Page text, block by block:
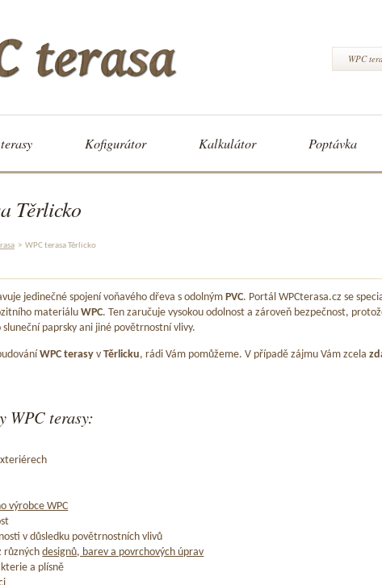
WPC
Kofigurátor Kalkulátor Poptávka
Těrlicko
> WPC terasa Těrlicko
jedinečné spojení voňavého dřeva s odolným PVC. Portál WPCterasa.cz se
materiálu WPC. Ten zaručuje vysokou odolnost a zároveň bezpečnost,
paprsky ani jiné povětrnostní vlivy.
WPC terasy v Těrlicku, rádi Vám pomůžeme. V případě zájmu Vám zcela
WPC terasy:
výrobce WPC
v důsledku povětrnostních vlivů
různýchdesignů, barev a povrchových úprav
a plísně